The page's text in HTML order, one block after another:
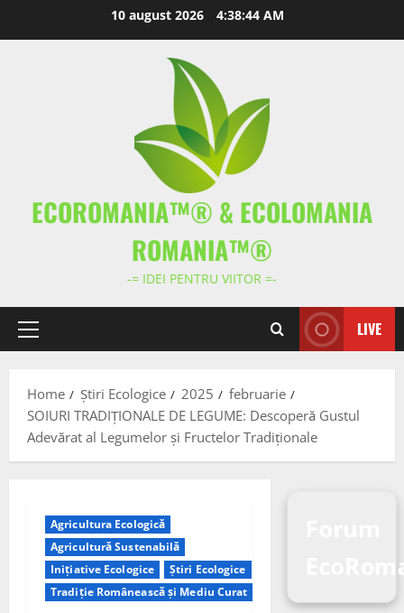
10 august 2026 4:38:45 AM
ECOROMANIA™® & ECOLOMANIA
ROMANIA™®
-= IDEI PENTRU VIITOR =-
Primary
LIVE
Home Știri Ecologice 2025
februarie
SOIURI TRADIȚIONALE DE LEGUME: Descoperă Gustul
Adevărat al Legumelor și Fructelor Tradiționale
Agricultura Ecologică
Agricultură Sustenabilă
Inițiative Ecologice
Știri Ecologice
Tradiție Românească și Mediu Curat